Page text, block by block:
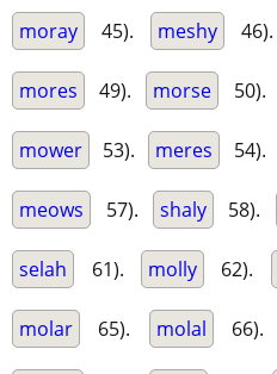
moray 45). meshy 46).
mores 49). morse 50).
mower 53). meres 54).
meows 57). shaly 58).
selah 61). molly 62).
molar 65). molal 66).